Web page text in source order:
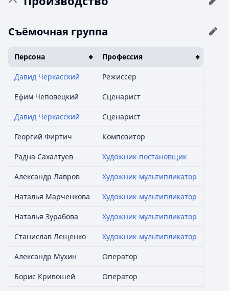
Съёмочная группа
Персона Профессия
Давид Черкасский Режиссёр
Ефим Чеповецкий Сценарист
Давид Черкасский Сценарист
Георгий Фиртич Композитор
Радна Сахалтуев Художник-постановщик
Александр Лавров Художник-мультипликатор
Наталья Марченкова Художник-мультипликатор
Наталья Зурабова Художник-мультипликатор
Станислав Лещенко Художник-мультипликатор
Александр Мухин Оператор
Борис Кривошей Оператор